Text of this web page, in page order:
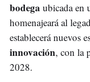
bodega ubicada en
homenajeará al
establecerá nuevos
innovación, con la
2028.